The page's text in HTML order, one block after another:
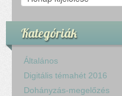
Kategóriák
Általános
Digitális témahét 2016
Dohányzás-megelőzés